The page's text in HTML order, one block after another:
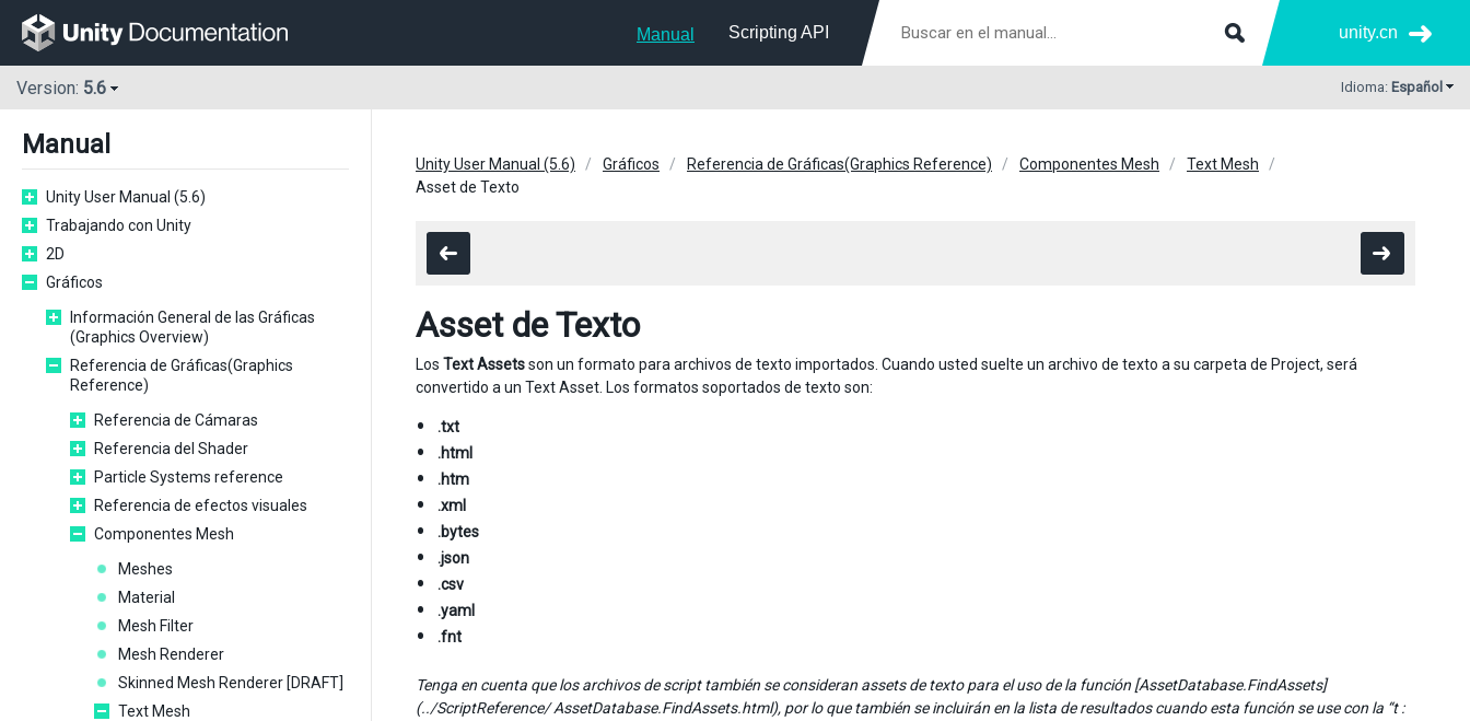
Manual Scripting API unity.cn
Version: 5.6 Idioma: Español
Manual
Unity User Manual (5.6)
Trabajando con Unity
2D
Gráficos
Información General de las Gráficas
(Graphics Overview)
Referencia de Gráficas(Graphics
Reference)
Referencia de Cámaras
Referencia del Shader
Particle Systems reference
Referencia de efectos visuales
Componentes Mesh
Meshes
Material
Mesh Filter
Mesh Renderer
Skinned Mesh Renderer [DRAFT]
Text Mesh
Unity User Manual (5.6) Gráficos Referencia de Gráficas(Graphics Reference) Componentes Mesh
Text Mesh
Asset de Texto
Asset de Texto
Los Text Assetsson un formato para archivos de texto importados. Cuando usted suelte un archivo de texto a su carpeta de Project, será
convertido a un Text Asset. Los formatos soportados de texto son:
.txt
.html
.htm
.xml
.bytes
.json
.csv
.yaml
.fnt
Tenga en cuenta que los archivos de script también se consideran assets de texto para el uso de la función [AssetDatabase.FindAssets]
(../ScriptReference/ AssetDatabase.FindAssets.html), por lo que también se incluirán en la lista de resultados cuando esta función se use con la “t :